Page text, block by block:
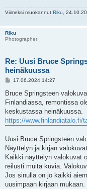
Viimeksi muokannut Riku ,
Riku
Photographer
Re: Uusi Bruce
heinäkuussa
V
e
t
i
17.06.2024 14:27
Bruce Springsteen
Finlandiassa, remontissa
keskustassa heinäkuussa.
https://www.finlandiatalo.fi/
Uusi Bruce Springsteen
Näyttelyn ja kirjan
Kaikki näyttelyn valokuvat
reilusti muita kuvia.
Jos sinulla on jo kaikki
uusimpaan kirjaan